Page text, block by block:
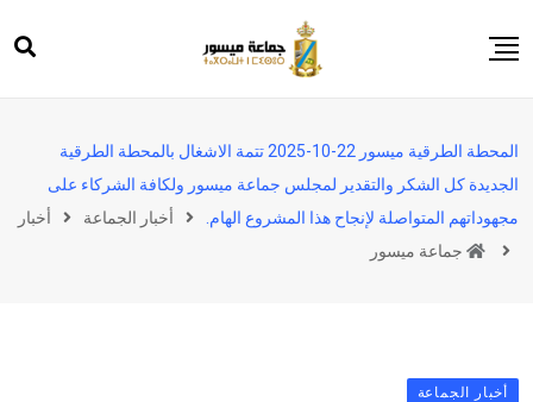
to
ميسور
الجماعة
المشاركة المواطنة
المحطة الطرقية ميسور 22-10-2025 تتمة الاشغال بالمحطة الطرقية
الجديدة كل الشكر والتقدير لمجلس جماعة ميسور ولكافة الشركاء على
مجهوداتهم المتواصلة لإنجاح هذا المشروع الهام.
أخبار الجماعة
أخبار
جماعة ميسور
أخبار الجماعة